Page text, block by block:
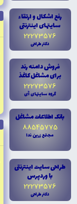
رفع اشکال و ارتقاء
سايتهاى اينترنتى
22273576
دکتر طراحى
فروش دامنه رند
براى مشاغل کاغذ
22273576
گروه سايتهاى آى
بانک اطلاعات مشاغل
88545775
مجتمع زرين ندا
طراحى سايت اينترنتى
با وردپرس
22273576
دکتر طراحى